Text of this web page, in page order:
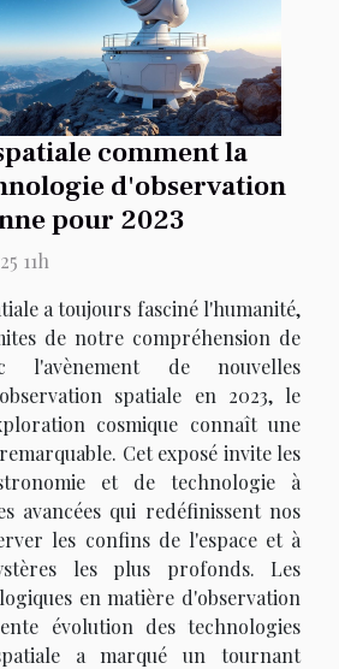
comment la
d'observation
pour 2023
11h
a toujours fasciné l'humanité,
de notre compréhension de
l'avènement de nouvelles
spatiale en 2023, le
cosmique connaît une
Cet exposé invite les
et de technologie à
avancées qui redéfinissent nos
les confins de l'espace et à
les plus profonds. Les
en matière d'observation
évolution des technologies
a marqué un tournant